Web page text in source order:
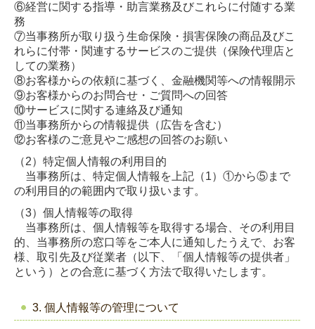
⑥経営に関する指導・助言業務及びこれらに付随する業
務
⑦当事務所が取り扱う生命保険・損害保険の商品及びこ
れらに付帯・関連するサービスのご提供（保険代理店と
しての業務）
⑧お客様からの依頼に基づく、金融機関等への情報開示
⑨お客様からのお問合せ・ご質問への回答
⑩サービスに関する連絡及び通知
⑪当事務所からの情報提供（広告を含む）
⑫お客様のご意見やご感想の回答のお願い
（2）特定個人情報の利用目的
当事務所は、特定個人情報を上記（1）①から⑤まで
の利用目的の範囲内で取り扱います。
（3）個人情報等の取得
当事務所は、個人情報等を取得する場合、その利用目
的、当事務所の窓口等をご本人に通知したうえで、お客
様、取引先及び従業者（以下、「個人情報等の提供者」
という）との合意に基づく方法で取得いたします。
3. 個人情報等の管理について